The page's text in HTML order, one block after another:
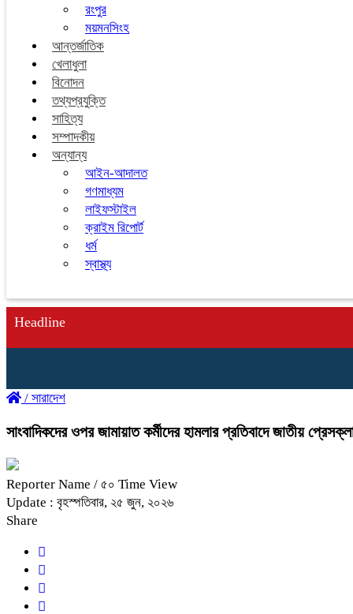
রংপুর
ময়মনসিংহ
আন্তর্জাতিক
খেলাধুলা
বিনোদন
তথ্যপ্রযুক্তি
সাহিত্য
সম্পাদকীয়
অন্যান্য
আইন-আদালত
গণমাধ্যম
লাইফস্টাইল
ক্রাইম রিপোর্ট
ধর্ম
স্বাস্থ্য
Headline
/ সারাদেশ
সাংবাদিকদের ওপর জামায়াত কর্মীদের হামলার প্রতিবাদে জাতীয়
Reporter Name / ৫০ Time View
Update : বৃহস্পতিবার, ২৫ জুন, ২০২৬
Share